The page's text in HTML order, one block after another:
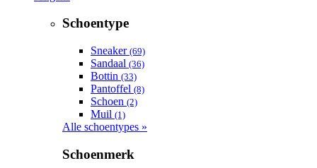
Schoentype
Sneaker (69)
Sandaal (36)
Bottin (33)
Pantoffel (8)
Schoen (2)
Muil (1)
Alle schoentypes »
Schoenmerk